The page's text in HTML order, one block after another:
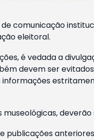
comunicação
eleitoral.
é vedada a
devem ser